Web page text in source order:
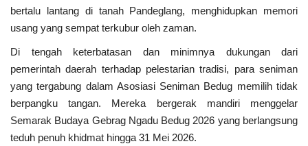
Nasional
Kabupaten
MBG & KDKMP
bertalu lantang di tanah Pandeglang, menghidupkan memori
usang yang sempat terkubur oleh zaman.
Di tengah keterbatasan dan minimnya dukungan dari
pemerintah daerah terhadap pelestarian tradisi, para seniman
yang tergabung dalam Asosiasi Seniman Bedug memilih tidak
berpangku tangan. Mereka bergerak mandiri menggelar
Semarak Budaya Gebrag Ngadu Bedug 2026 yang berlangsung
teduh penuh khidmat hingga 31 Mei 2026.